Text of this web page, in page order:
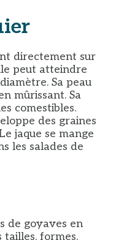
directement sur
peut atteindre
Sa peau
mûrissant. Sa
comestibles.
des graines
jaque se mange
les salades de
de goyaves en
formes,